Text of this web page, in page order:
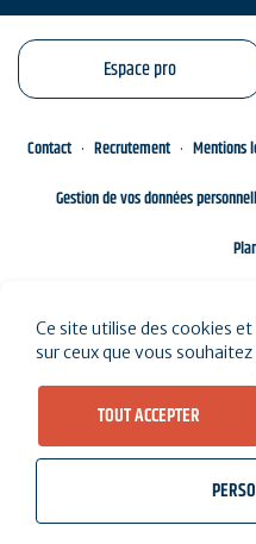
Espace pro
Contact Recrutement Mentions
Gestion de vos données
Ce site utilise des cookies
sur ceux que vous
TOUT ACCEPTER